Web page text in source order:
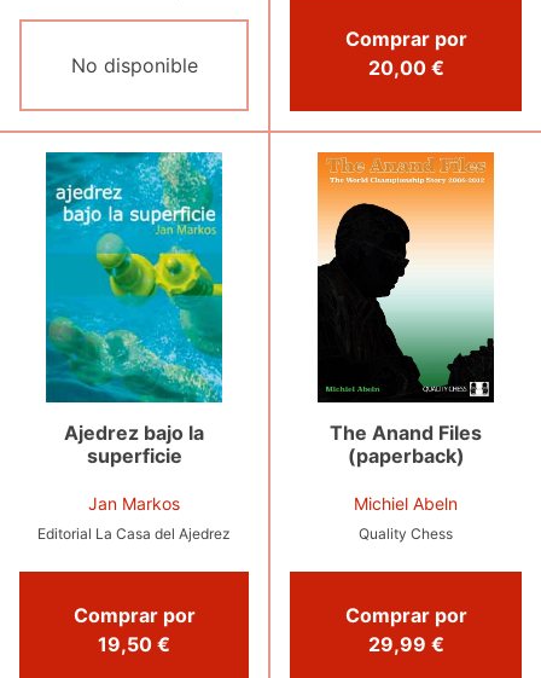
No disponible
Comprar por
20,00 €
Ajedrez bajo la
superficie
Jan Markos
Editorial La Casa del Ajedrez
Comprar por
19,50 €
The Anand Files
(paperback)
Michiel Abeln
Quality Chess
Comprar por
29,99 €